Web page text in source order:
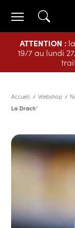
ATTENTION :la
19/7 au lundi
Accueil Webshop
La Drach’